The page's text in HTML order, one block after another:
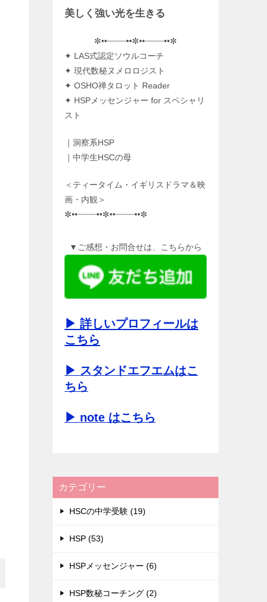
美しく強い光を生きる
✼••┈┈┈┈••✼••┈┈┈┈••✼
✦ LAS式認定ソウルコーチ
✦ 現代数秘ヌメロロジスト
✦ OSHO禅タロット Reader
✦ HSPメッセンジャー for スペシャリ
スト
｜洞察系HSP
｜中学生HSCの母
＜ティータイム・イギリスドラマ＆映
画・内観＞
✼••┈┈┈┈••✼••┈┈┈┈••✼
▼ご感想・お問合せは、こちらから
▶ 詳しいプロフィールは
こちら
▶ スタンドエフエムはこ
ちら
▶ note はこちら
カテゴリー
HSCの中学受験 (19)
HSP (53)
HSPメッセンジャー (6)
HSP数秘コーチング (2)